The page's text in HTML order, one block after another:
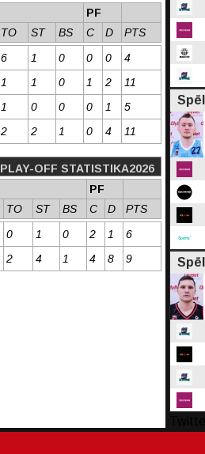
PF
TO ST BS C D
PTS
6 1 0 0 0
4
1 1 0 1 2
11
1 0 0 0 1
5
2 2 1 0 4 11
PLAY-OFF STATISTIKA2026
PF
TO ST BS C D
PTS
0 1 0 2 1
6
2 4 1 4 8 9